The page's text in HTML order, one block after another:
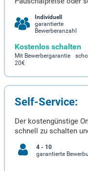
Individuell
garantierte
Bewerberanzahl
Kostenlos schalten
Mit Bewerbergarantie
20€
Self-Service:
Der kostengünstige
schnell zu schalten
4 - 10
garantierte